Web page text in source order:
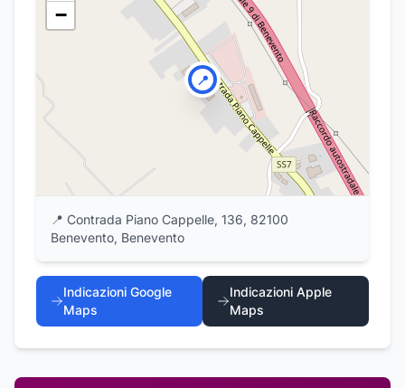
📍
−
📍 Contrada Piano Cappelle, 136, 82100
Benevento, Benevento
Indicazioni Google
Maps
Indicazioni Apple
Maps